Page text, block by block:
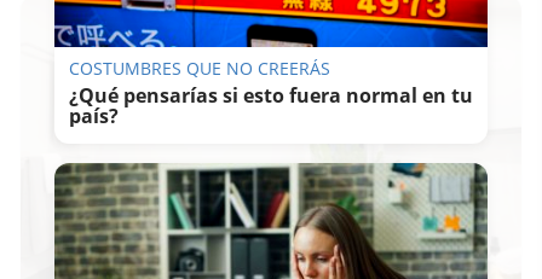
COSTUMBRES QUE NO CREERÁS
¿Qué pensarías si esto fuera normal en tu
país?